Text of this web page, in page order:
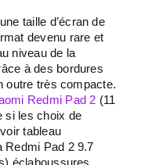
taille d’écran de
devenu rare et
niveau de la
à des bordures
outre très compacte.
Redmi Pad 2 (11
si les choix de
tableau
Redmi Pad 2 9.7
éclaboussures